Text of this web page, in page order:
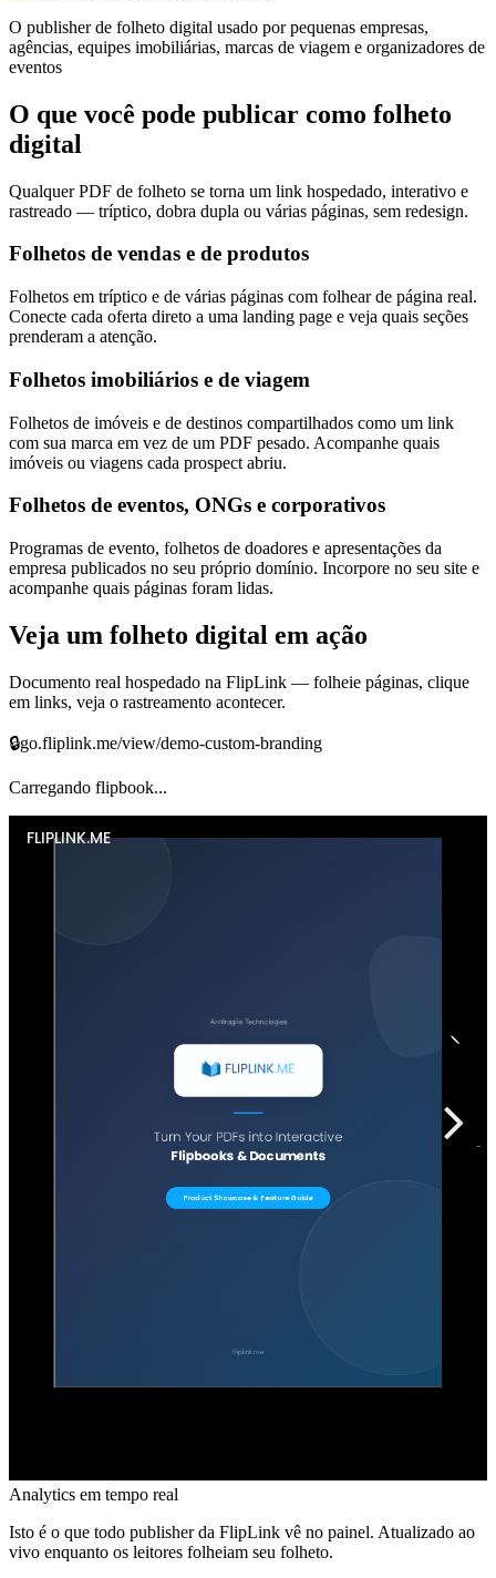
O publisher de folheto digital usado por pequenas empresas,
agências, equipes imobiliárias, marcas de viagem e organizadores de
eventos
O que você pode publicar como folheto
digital
Qualquer PDF de folheto se torna um link hospedado, interativo e
rastreado — tríptico, dobra dupla ou várias páginas, sem redesign.
Folhetos de vendas e de produtos
Folhetos em tríptico e de várias páginas com folhear de página real.
Conecte cada oferta direto a uma landing page e veja quais seções
prenderam a atenção.
Folhetos imobiliários e de viagem
Folhetos de imóveis e de destinos compartilhados como um link
com sua marca em vez de um PDF pesado. Acompanhe quais
imóveis ou viagens cada prospect abriu.
Folhetos de eventos, ONGs e corporativos
Programas de evento, folhetos de doadores e apresentações da
empresa publicados no seu próprio domínio. Incorpore no seu site e
acompanhe quais páginas foram lidas.
Veja um folheto digital em ação
Documento real hospedado na FlipLink — folheie páginas, clique
em links, veja o rastreamento acontecer.
🔒go.fliplink.me/view/demo-custom-branding
Carregando flipbook...
Analytics em tempo real
Isto é o que todo publisher da FlipLink vê no painel. Atualizado ao
vivo enquanto os leitores folheiam seu folheto.